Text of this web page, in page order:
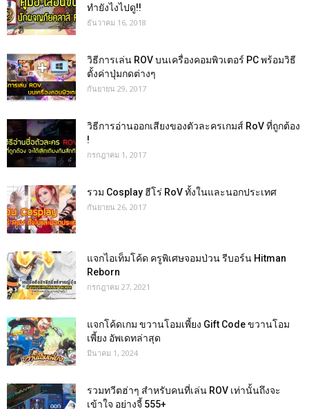
ทำยังไงไปดู!!
ธันวาคม 16, 2018
วิธีการเล่น ROV บนเครื่องคอมพิวเตอร์ PC พร้อมวิธี
ตั้งค่าปุ่มกดต่างๆ
กันยายน 29, 2017
วิธีการอ่านออกเสียงของตัวละครเกมส์ RoV ที่ถูกต้อง
!
กรกฎาคม 1, 2017
รวม Cosplay ฮีโร่ RoV ทั้งในและนอกประเทศ
กันยายน 26, 2017
แจกไอเท็มโค้ด ครูพิเศษจอมป่วน รีบอร์น Hitman
Reborn
กรกฎาคม 27, 2021
แจกโค้ดเกม ขวานโอมเพี้ยง Gift Code ขวานโอม
เพี้ยง อัพเดทล่าสุด
มีนาคม 1, 2024
รวมทวีตฮ่าๆ สำหรับคนที่เล่น ROV เท่านั้นถึงจะ
เข้าใจ อย่างจี้ 555+